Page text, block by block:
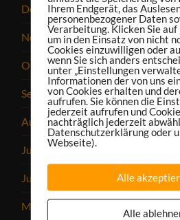
Dezember 2022
November 2022
Oktober 2022
September 2022
August 2022
Juli 2022
Juni 2022
Mai 2022
Ihrem Endgerät, das
personenbezogener Daten
Verarbeitung. Klicken Sie auf
um in den Einsatz von nicht
Cookies einzuwilligen oder
wenn Sie sich anders
unter „Einstellungen
Informationen der von uns
von Cookies erhalten und
aufrufen. Sie können die
jederzeit aufrufen und
nachträglich jederzeit
Datenschutzerklärung oder
Webseite).
Alle
Alle